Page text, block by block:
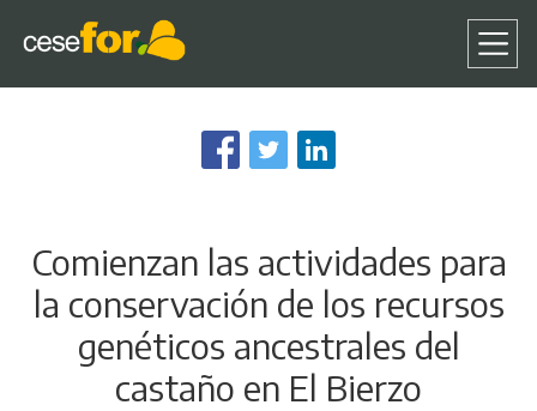
al
contenido
Comienzan las actividades para
la conservación de los recursos
genéticos ancestrales del
castaño en El Bierzo